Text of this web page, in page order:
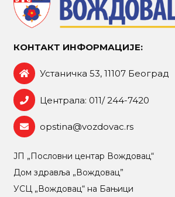
КОНТАКТ ИНФОРМАЦИЈЕ:
Устаничка 53, 11107 Београд
Централа: 011/ 244-7420
opstina@vozdovac.rs
ЈП „Пословни центар Вождовац“
Дом здравља „Вождовац”
УСЦ „Вождовац“ на Бањици